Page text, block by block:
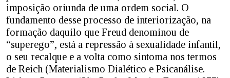
imposição oriunda de uma ordem social. O
fundamento desse processo de interiorização, na
formação daquilo que Freud denominou de
“superego”, está a repressão à sexualidade infantil,
o seu recalque e a volta como sintoma nos termos
de Reich (Materialismo Dialético e Psicanálise.